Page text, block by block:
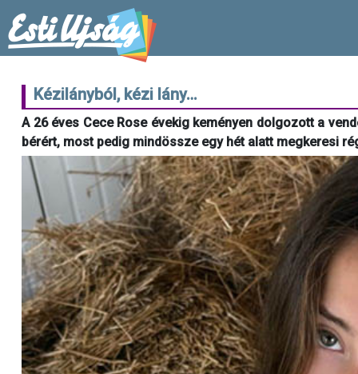
Kézilányból, kézi lány…
A 26 éves Cece Rose évekig keményen dolgozott a
bérért, most pedig mindössze egy hét alatt megkeresi